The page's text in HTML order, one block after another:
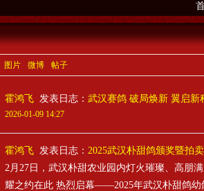
图片 微博 帖子
霍鸿飞 发表日志： 武汉赛鸽 破局焕新 翼启新
2026-01-09 14:27
霍鸿飞 发表日志： 2025武汉朴甜鸽颁奖暨拍
2月27日，武汉朴甜农业园内灯火璀璨、高朋
耀之约在此 热烈启幕——2025年武汉朴甜鸽幼